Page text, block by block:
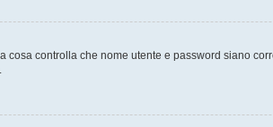
cosa controlla che nome utente e password siano